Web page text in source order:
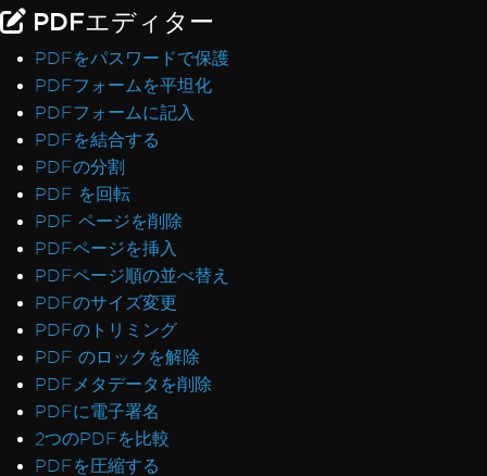
PDFエディター
PDFをパスワードで保護
PDFフォームを平坦化
PDFフォームに記入
PDFを結合する
PDFの分割
PDF を回転
PDF ページを削除
PDFページを挿入
PDFページ順の並べ替え
PDFのサイズ変更
PDFのトリミング
PDF のロックを解除
PDFメタデータを削除
PDFに電子署名
2つのPDFを比較
PDFを圧縮する